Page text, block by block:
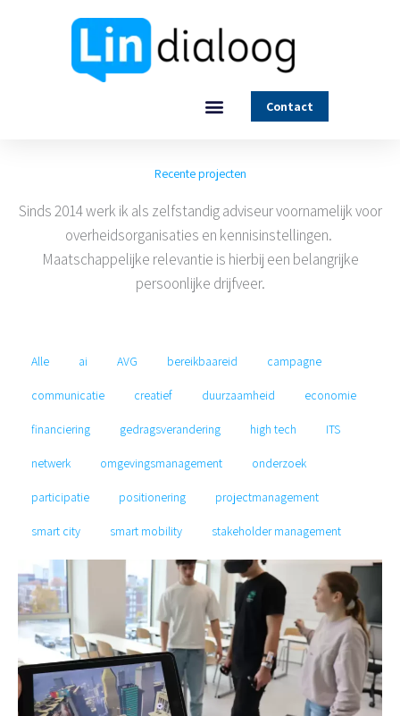
Contact
Recente projecten
Sinds 2014 werk ik als zelfstandig adviseur voornamelijk voor
overheidsorganisaties en kennisinstellingen.
Maatschappelijke relevantie is hierbij een belangrijke
persoonlijke drijfveer.
Alle ai AVG bereikbaareid campagne
communicatie creatief duurzaamheid economie
financiering gedragsverandering high tech ITS
netwerk omgevingsmanagement onderzoek
participatie positionering projectmanagement
smart city smart mobility stakeholder management